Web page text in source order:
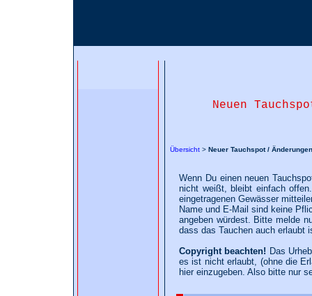
Neuen
Übersicht > Neuer Tauchspot / Änderungen
Wenn Du einen neuen
nicht weißt, bleibt einfach
eingetragenen Gewässer
Name und E-Mail sind keine
angeben würdest. Bitte melde
dass das Tauchen auch erlaubt
Copyright beachten! Das
es ist nicht erlaubt, (ohne die
hier einzugeben. Also bitte nur